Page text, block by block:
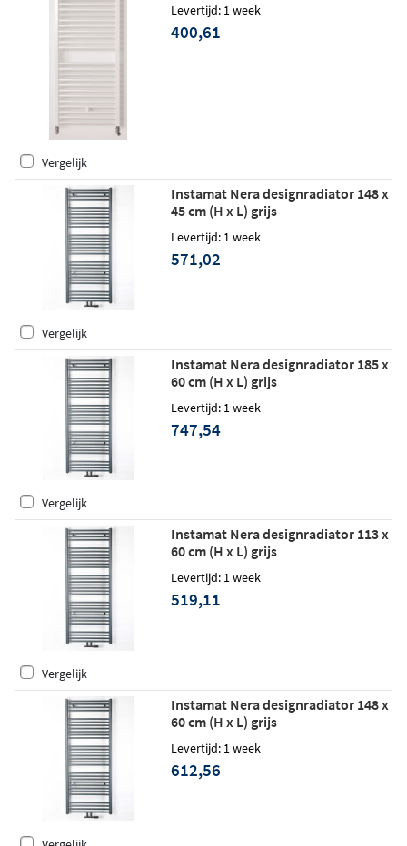
Levertijd: 1 week
400,61
Vergelijk
Instamat Nera designradiator 148 x
45 cm (H x L) grijs
Levertijd: 1 week
571,02
Vergelijk
Instamat Nera designradiator 185 x
60 cm (H x L) grijs
Levertijd: 1 week
747,54
Vergelijk
Instamat Nera designradiator 113 x
60 cm (H x L) grijs
Levertijd: 1 week
519,11
Vergelijk
Instamat Nera designradiator 148 x
60 cm (H x L) grijs
Levertijd: 1 week
612,56